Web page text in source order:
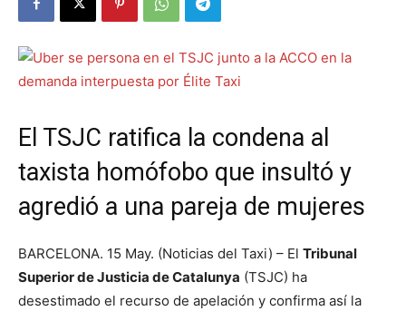
El TSJC ratifica la condena al
taxista homófobo que insultó y
agredió a una pareja de mujeres
BARCELONA. 15 May. (Noticias del Taxi) – El Tribunal
Superior de Justicia de Catalunya (TSJC) ha
desestimado el recurso de apelación y confirma así la